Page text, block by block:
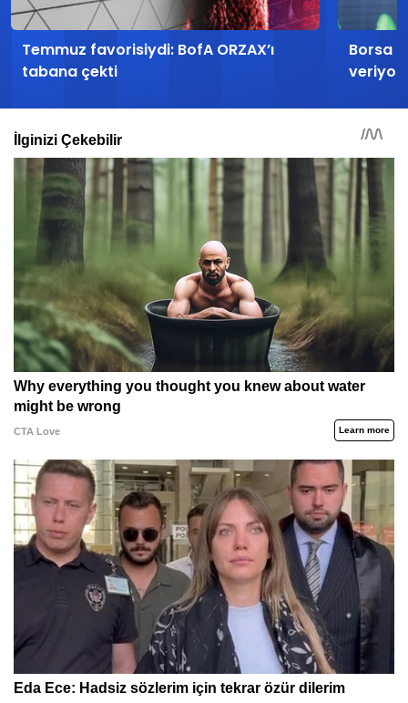
Temmuz favorisiydi: BofA ORZAX’ı
tabana çekti
Borsa
veriyor: